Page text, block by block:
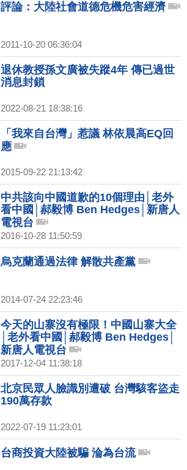
評論：大陸社會道德危機危害經濟
2011-10-20 06:36:04
退休教授孫文廣被失蹤4年 傳已過世
消息封鎖
2022-08-21 18:38:16
「我來自台灣」惹議 林依晨高EQ回
應
2015-09-22 21:13:42
中共該向中國道歉的10個理由│老外
看中國│郝毅博 Ben Hedges│新唐人
電視台
2016-10-28 11:50:59
烏克蘭通過法律 解散共產黨
2014-07-24 22:23:46
今天的山寨沒有極限！中國山寨大全
│老外看中國│郝毅博 Ben Hedges│
新唐人電視台
2017-12-04 11:38:18
北京民眾人臉識別遭破 台灣駭客盜走
190萬存款
2022-07-19 11:23:01
台商投資大陸被騙 淪為台流